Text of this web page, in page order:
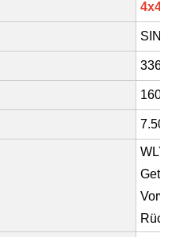
4x4
3360